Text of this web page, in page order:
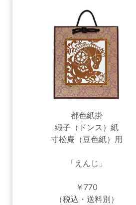
都色紙掛
緞子（ドンス）紙
寸松庵（豆色紙）用
「えんじ」
￥770
（税込・送料別）